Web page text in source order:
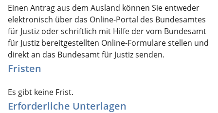
Einen Antrag aus dem Ausland können Sie entweder
elektronisch über das Online-Portal des Bundesamtes
für Justiz oder schriftlich mit Hilfe der vom Bundesamt
für Justiz bereitgestellten Online-Formulare stellen und
direkt an das Bundesamt für Justiz senden.
Fristen
Es gibt keine Frist.
Erforderliche Unterlagen